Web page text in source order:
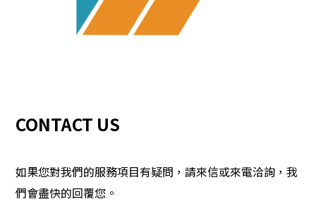
CONTACT US
如果您對我們的服務項目有疑問，請來信或來電洽詢，我
們會盡快的回覆您。